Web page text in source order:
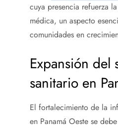
cuya presencia refuerza
médica, un aspecto
comunidades en
Expansión del
sanitario en
El fortalecimiento de la
en Panamá Oeste se